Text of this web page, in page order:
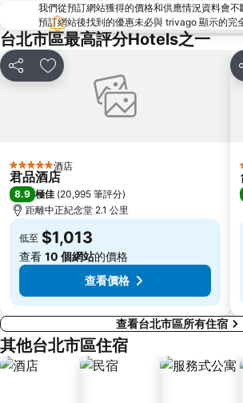
台北市政府
台北世貿中
台北東區
饒河街觀光
南港站覽館
士林區
基隆廟口夜市
捷運民權西
行天宮
永康街
中壢車站
大直美麗華
捷運圓山站
松山機場
我們從預訂網站獲得的價格和供應情況資料會
預訂網站後找到的優惠未必與 trivago 顯示的完
台北市區最高評分Hotels之一
分享 放到收藏夾
5 星級 酒店
君品酒店
8.9 極佳 (20,995 筆評分)
距離中正紀念堂 2.1 公里
低至 $1,013
查看 10 個網站的價格
查看價格
查看台北市區所有住宿
其他台北市區住宿